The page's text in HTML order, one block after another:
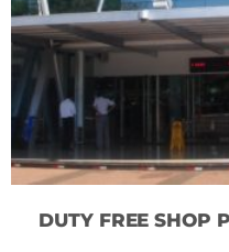
DUTY FREE SHOP